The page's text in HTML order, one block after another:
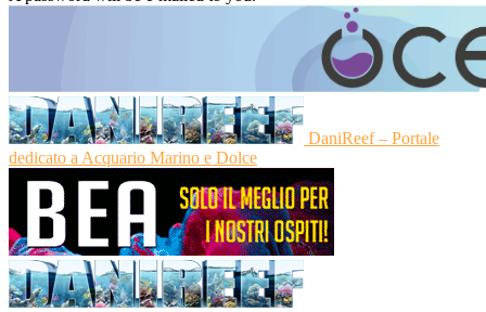
DaniReef – Portale
dedicato a Acquario Marino e Dolce